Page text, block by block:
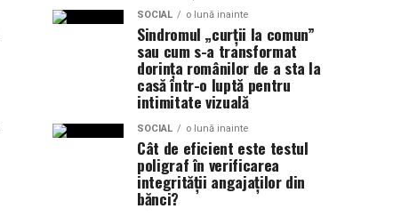
SOCIAL o lună inainte
Sindromul „curții la comun”
sau cum s-a transformat
dorința românilor de a sta la
casă într-o luptă pentru
intimitate vizuală
SOCIAL o lună inainte
Cât de eficient este testul
poligraf în verificarea
integrității angajaților din
bănci?